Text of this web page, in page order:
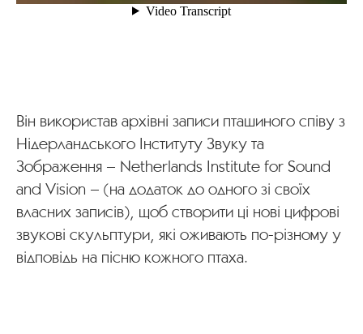
Він використав архівні записи пташиного співу з
Нідерландського Інституту Звуку та
Зображення – Netherlands Institute for Sound
and Vision – (на додаток до одного зі своїх
власних записів), щоб створити ці нові цифрові
звукові скульптури, які оживають по-різному у
відповідь на пісню кожного птаха.